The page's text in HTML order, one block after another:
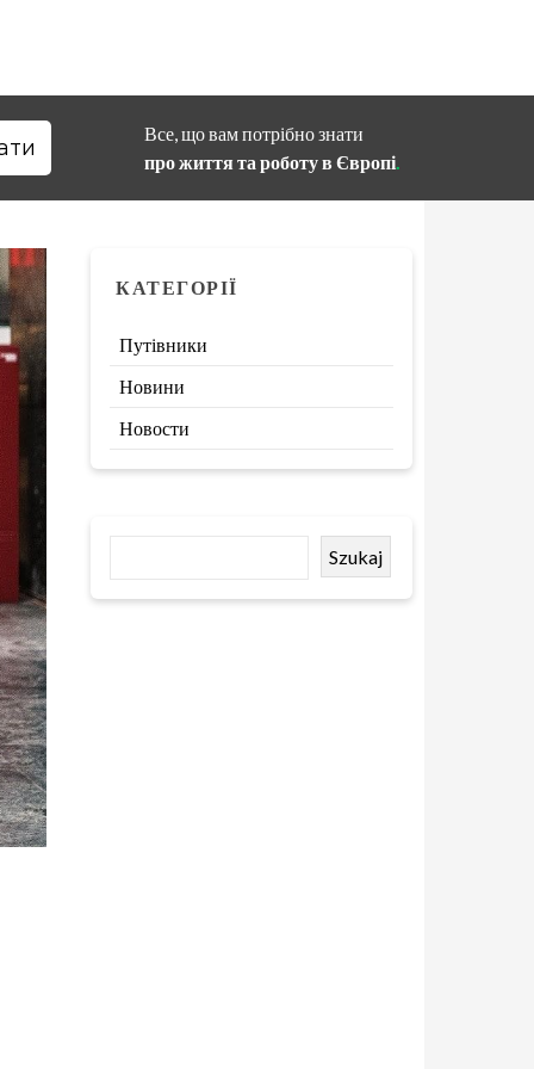
Все, що вам потрібно знати
про життя та роботу в Європі.
КАТЕГОРІЇ
Путівники
Новини
Новости
Szukaj